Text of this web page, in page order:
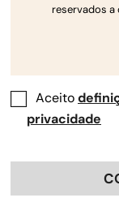
Help Center > As
encomendas >
Posso
de
reservados a
Aceito
privacidade